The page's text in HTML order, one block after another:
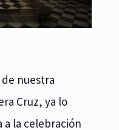
nuestra
Cruz, ya lo
la celebración